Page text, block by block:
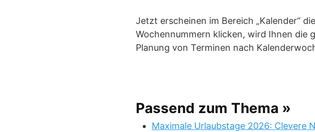
Jetzt erscheinen im Bereich „Kalender“
Wochennummern klicken, wird Ihnen die
Planung von Terminen nach
Passend zum Thema »
Maximale Urlaubstage 2026: Clevere